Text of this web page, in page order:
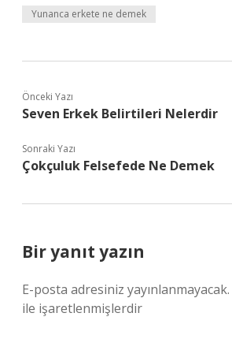
Yunanca erkete ne demek
Önceki Yazı
Seven Erkek Belirtileri Nelerdir
Sonraki Yazı
Çokçuluk Felsefede Ne Demek
Bir yanıt yazın
E-posta adresiniz yayınlanmayacak.
ile işaretlenmişlerdir